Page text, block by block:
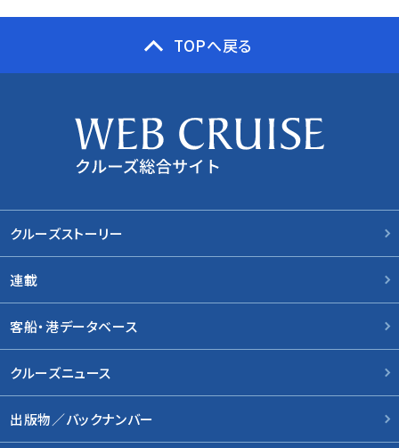
TOPへ戻る
クルーズストーリー
連載
客船・港データベース
クルーズニュース
出版物／バックナンバー